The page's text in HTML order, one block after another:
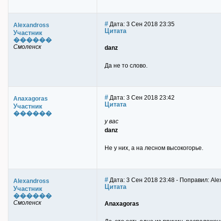
Alexandross
Участник
������
Смоленск
# Дата: 3 Сен 2018 23:35
Цитата
danz
Да не то слово.
Anaxagoras
Участник
������
# Дата: 3 Сен 2018 23:42
Цитата
у вас
danz
Не у них, а на лесном высокогорье.
Alexandross
Участник
������
Смоленск
# Дата: 3 Сен 2018 23:48 - Поправил:
Цитата
Anaxagoras